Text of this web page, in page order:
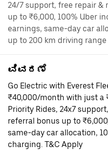
24/7 support, free repair &
up to ₹6,000, 100% Uber
earnings, same-day car
up to 200 km driving
ವಿವರಣೆ
Go Electric with Everest
₹40,000/month with just a
Priority Rides, 24x7
referral bonus up to
same-day car allocation,
charging. T&C Apply